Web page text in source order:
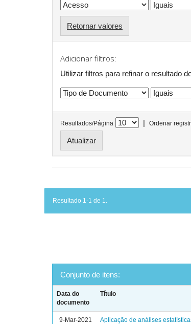
Retornar valores
Adicionar filtros:
Utilizar filtros para refinar o resultado
Resultados/Página | Ordenar
Resultado 1-1 de 1.
Conjunto de itens:
Data do
documento
Título
9-Mar-2021 Aplicação de análises